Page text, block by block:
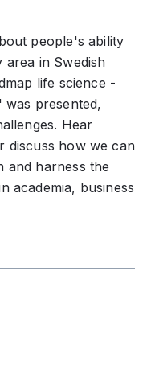
people's ability
in Swedish
life science -
presented,
Hear
discuss how we can
and harness the
academia, business